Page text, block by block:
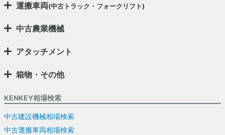
運搬車両(中古トラック・フォークリフト)
中古農業機械
アタッチメント
箱物・その他
KENKEY相場検索
中古建設機械相場検索
中古運搬車両相場検索